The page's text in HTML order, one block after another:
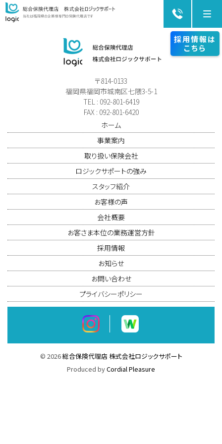
採用情報は
こちら
〒814-0133
福岡県福岡市城南区七隈3-5-1
TEL : 092-801-6419
FAX : 092-801-6420
ホーム
事業案内
取り扱い保険会社
ロジックサポートの強み
スタッフ紹介
お客様の声
会社概要
お客さま本位の業務運営方針
採用情報
お知らせ
お問い合わせ
プライバシーポリシー
© 2026総合保険代理店 株式会社ロジックサポート
Produced byCordial Pleasure